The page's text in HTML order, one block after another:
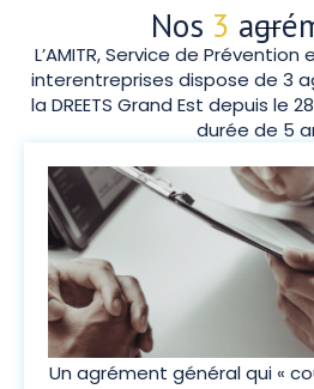
Nos 3
L’AMITR, Service de
interentreprises dispose de 3
la DREETS Grand Est depuis le
durée de 5
Un agrément général qui «